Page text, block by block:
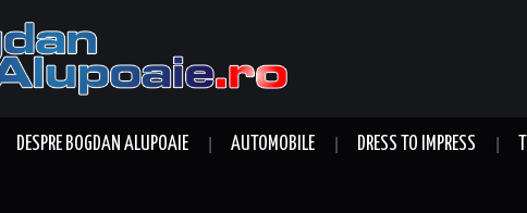
DESPRE BOGDAN ALUPOAIE AUTOMOBILE DRESS TO IMPRESS